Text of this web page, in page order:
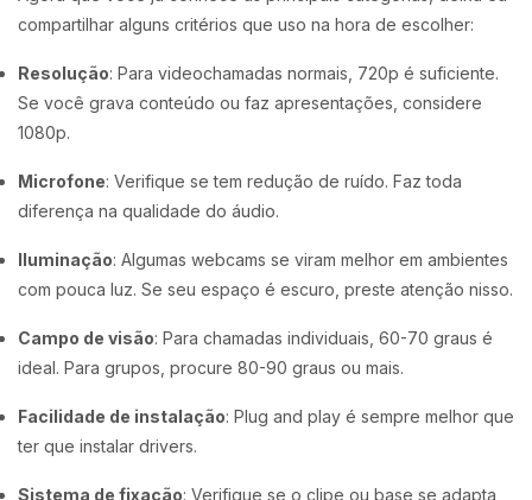
compartilhar alguns critérios que uso na hora de escolher:
Resolução: Para videochamadas normais, 720p é suficiente.
Se você grava conteúdo ou faz apresentações, considere
1080p.
Microfone: Verifique se tem redução de ruído. Faz toda
diferença na qualidade do áudio.
Iluminação: Algumas webcams se viram melhor em ambientes
com pouca luz. Se seu espaço é escuro, preste atenção nisso.
Campo de visão: Para chamadas individuais, 60-70 graus é
ideal. Para grupos, procure 80-90 graus ou mais.
Facilidade de instalação: Plug and play é sempre melhor que
ter que instalar drivers.
Sistema de fixação: Verifique se o clipe ou base se adapta